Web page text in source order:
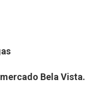
Bela Vista.